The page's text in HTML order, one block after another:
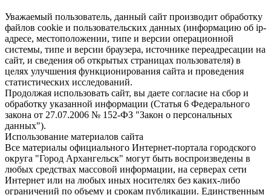
Уважаемый пользователь, данный сайт производит обработку
файлов cookie и пользовательских данных (информацию об ip-
адресе, местоположении, типе и версии операционной
системы, типе и версии браузера, источнике переадресации на
сайт, и сведения об открытых страницах пользователя) в
целях улучшения функционирования сайта и проведения
статистических исследований.
Продолжая использовать сайт, вы даете согласие на сбор и
обработку указанной информации (Статья 6 Федерального
закона от 27.07.2006 № 152-ФЗ "Закон о персональных
данных").
Использование материалов сайта
Все материалы официального Интернет-портала городского
округа "Город Архангельск" могут быть воспроизведены в
любых средствах массовой информации, на серверах сети
Интернет или на любых иных носителях без каких-либо
ограничений по объему и срокам публикации. Единственным